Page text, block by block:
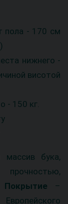
пола - 170 см
нижнего -
висотой
- 150 кг.
массив бука,
прочностью,
Покрытие –